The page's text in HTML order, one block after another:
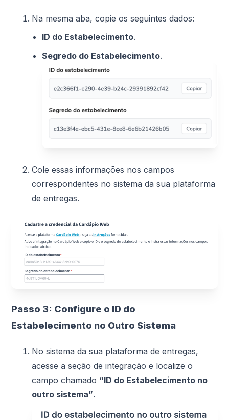
Na mesma aba, copie os seguintes dados:
ID do Estabelecimento.
Segredo do Estabelecimento.
Cole essas informações nos campos
correspondentes no sistema da sua plataforma
de entregas.
Passo 3: Configure o ID do
Estabelecimento no Outro Sistema
No sistema da sua plataforma de entregas,
acesse a seção de integração e localize o
campo chamado “ID do Estabelecimento no
outro sistema”.